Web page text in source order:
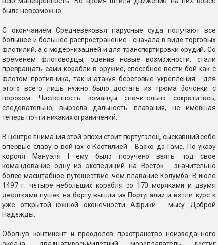
было невозможно.
С окончанием Средневековья парусные суда получают все
большее и большее распространение - сначала в виде торговых
флотилий, а с модернизацией и для транспортировки орудий. Со
временем флотоводцы, оценив новые возможности, стали
превращать сами корабли в оружие, способное вести бой как с
флотом противника, так и атакуя береговые укрепления - для
этого всего лишь нужно было достать из трюма бочонки с
порохом. Численность команды значительно сократилась,
следовательно, выросла дальность плавания, не имевшая
теперь почти никаких ограничений.
В центре внимания этой эпохи стоит португалец, сыскавший себе
впервые славу в войнах с Кастилией - Васко да Гама. По указу
короля Мануэля I ему было поручено взять под свое
командование одну из экспедиций на Восток - значительно
более масштабное путешествие, чем плавание Колумба. В июле
1497 г. четыре небольших корабля со 170 моряками и двумя
десятками пушек на борту вышли из Португалии и взяли курс к
уже открытой южной оконечности Африки - мысу Доброй
Надежды.
Обогнув континент и преодолев пространство неизведанного